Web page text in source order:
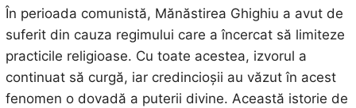
În perioada comunistă, Mănăstirea Ghighiu a avut de
suferit din cauza regimului care a încercat să limiteze
practicile religioase. Cu toate acestea, izvorul a
continuat să curgă, iar credincioșii au văzut în acest
fenomen o dovadă a puterii divine. Această istorie de